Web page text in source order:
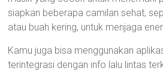
siapkan beberapa camilan sehat,
atau buah kering, untuk menjaga
Kamu juga bisa menggunakan
terintegrasi dengan info lalu lintas